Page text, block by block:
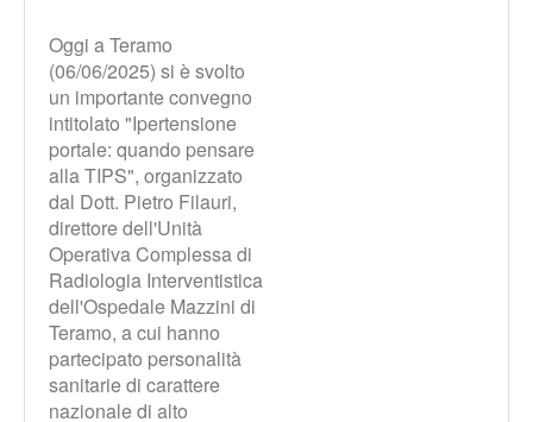
Oggi a Teramo
(06/06/2025) si è svolto
un importante convegno
intitolato "Ipertensione
portale: quando pensare
alla TIPS", organizzato
dal Dott. Pietro Filauri,
direttore dell'Unità
Operativa Complessa di
Radiologia Interventistica
dell'Ospedale Mazzini di
Teramo, a cui hanno
partecipato personalità
sanitarie di carattere
nazionale di alto